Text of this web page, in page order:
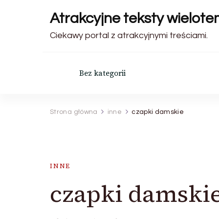
Atrakcyjne teksty
Ciekawy portal z atrakcyjnymi treściami.
Bez kategorii
Strona główna inne czapki damskie
INNE
czapki